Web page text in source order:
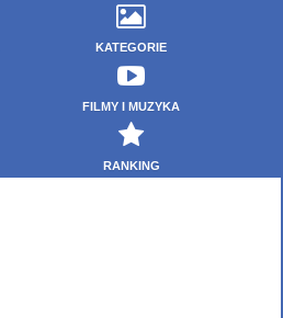
KATEGORIE
FILMY I MUZYKA
RANKING